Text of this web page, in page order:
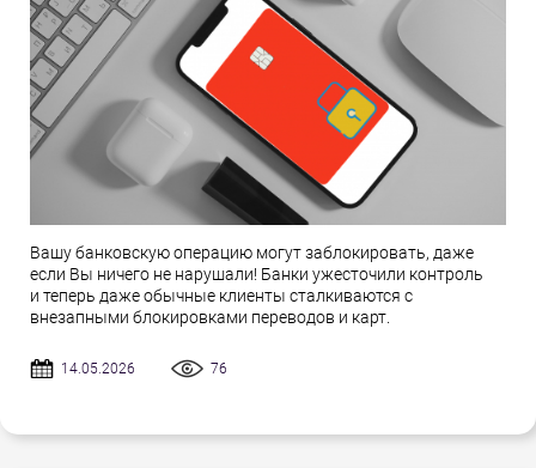
Вашу банковскую операцию могут заблокировать, даже
если Вы ничего не нарушали! Банки ужесточили контроль
и теперь даже обычные клиенты сталкиваются с
внезапными блокировками переводов и карт.
14.05.2026 76